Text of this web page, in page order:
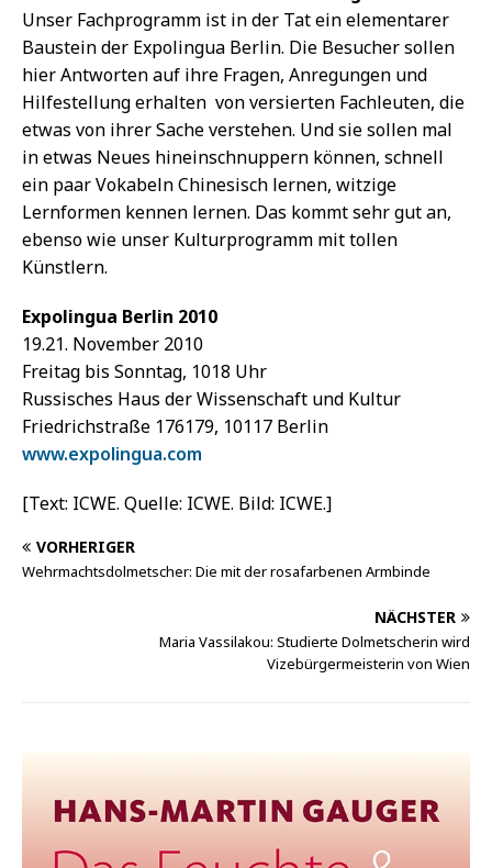
Unser Fachprogramm ist in der Tat ein elementarer
Baustein der Expolingua Berlin. Die Besucher sollen
hier Antworten auf ihre Fragen, Anregungen und
Hilfestellung erhalten  von versierten Fachleuten, die
etwas von ihrer Sache verstehen. Und sie sollen mal
in etwas Neues hineinschnuppern können, schnell
ein paar Vokabeln Chinesisch lernen, witzige
Lernformen kennen lernen. Das kommt sehr gut an,
ebenso wie unser Kulturprogramm mit tollen
Künstlern.
Expolingua Berlin 2010
19.21. November 2010
Freitag bis Sonntag, 1018 Uhr
Russisches Haus der Wissenschaft und Kultur
Friedrichstraße 176179, 10117 Berlin
www.expolingua.com
[Text: ICWE. Quelle: ICWE. Bild: ICWE.]
VORHERIGER
Wehrmachtsdolmetscher: Die mit der rosafarbenen Armbinde
NÄCHSTER
Maria Vassilakou: Studierte Dolmetscherin wird
Vizebürgermeisterin von Wien